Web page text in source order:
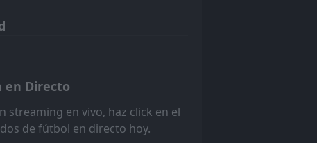
0
W
en Directo
streaming en vivo, haz click en el
de fútbol en directo hoy.